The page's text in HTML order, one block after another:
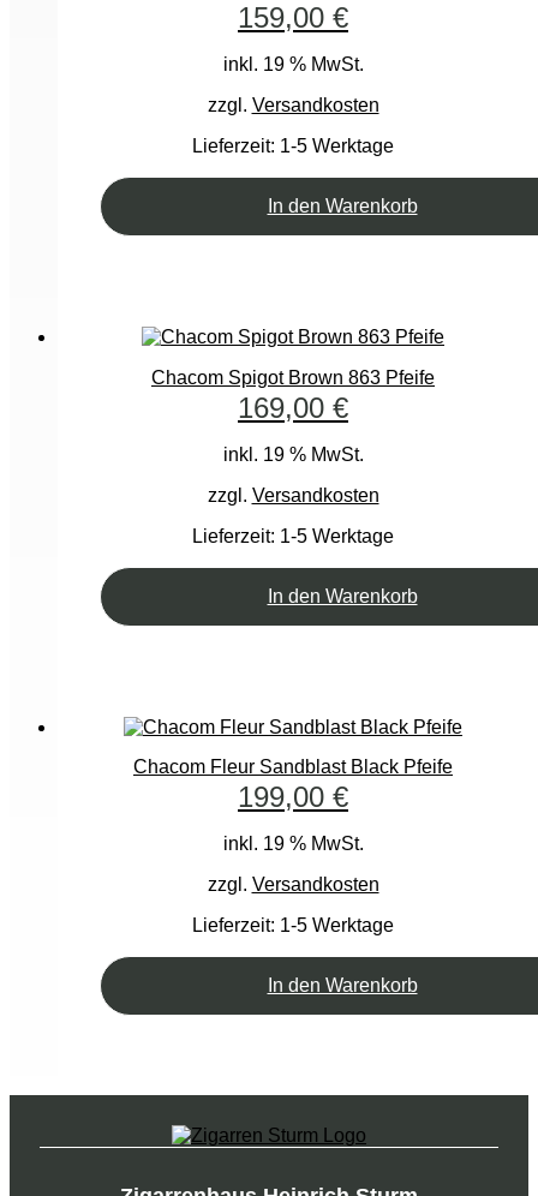
159,00 €
inkl. 19 % MwSt.
zzgl. Versandkosten
Lieferzeit: 1-5 Werktage
In den Warenkorb
Chacom Spigot Brown 863 Pfeife
169,00 €
inkl. 19 % MwSt.
zzgl. Versandkosten
Lieferzeit: 1-5 Werktage
In den Warenkorb
Chacom Fleur Sandblast Black Pfeife
199,00 €
inkl. 19 % MwSt.
zzgl. Versandkosten
Lieferzeit: 1-5 Werktage
In den Warenkorb